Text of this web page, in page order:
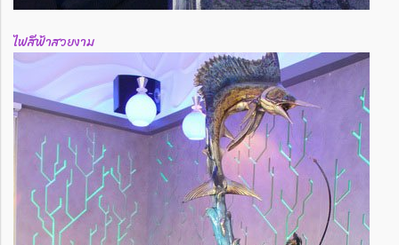
ไฟสีฟ้าสวยงาม